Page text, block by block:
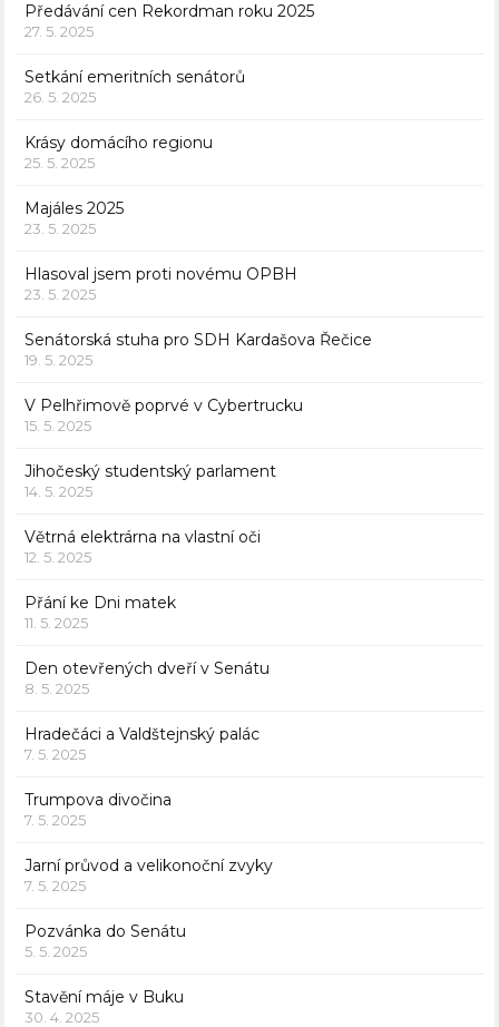
Předávání cen Rekordman roku 2025
27. 5. 2025
Setkání emeritních senátorů
26. 5. 2025
Krásy domácího regionu
25. 5. 2025
Majáles 2025
23. 5. 2025
Hlasoval jsem proti novému OPBH
23. 5. 2025
Senátorská stuha pro SDH Kardašova Řečice
19. 5. 2025
V Pelhřimově poprvé v Cybertrucku
15. 5. 2025
Jihočeský studentský parlament
14. 5. 2025
Větrná elektrárna na vlastní oči
12. 5. 2025
Přání ke Dni matek
11. 5. 2025
Den otevřených dveří v Senátu
8. 5. 2025
Hradečáci a Valdštejnský palác
7. 5. 2025
Trumpova divočina
7. 5. 2025
Jarní průvod a velikonoční zvyky
7. 5. 2025
Pozvánka do Senátu
5. 5. 2025
Stavění máje v Buku
30. 4. 2025